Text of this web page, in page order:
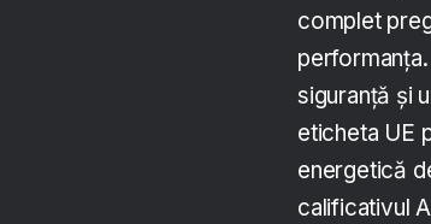
complet
siguranță și
eticheta UE
energetică
calificativul